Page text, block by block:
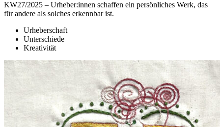
KW27/2025 – Urheber:innen schaffen ein persönliches Werk, das
für andere als solches erkennbar ist.
Urheberschaft
Unterschiede
Kreativität